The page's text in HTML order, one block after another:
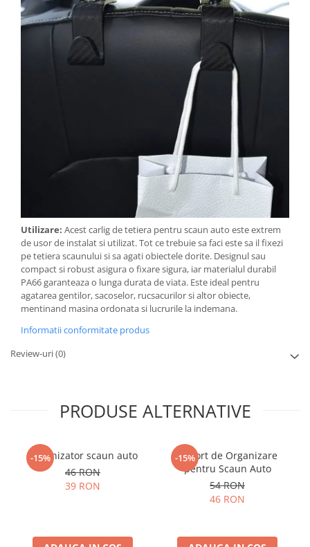
Utilizare: Acest carlig de tetiera pentru scaun auto este extrem
de usor de instalat si utilizat. Tot ce trebuie sa faci este sa il fixezi
pe tetiera scaunului si sa agati obiectele dorite. Designul sau
compact si robust asigura o fixare sigura, iar materialul durabil
PA66 garanteaza o lunga durata de viata. Este ideal pentru
agatarea gentilor, sacoselor, rucsacurilor si altor obiecte,
mentinand masina ordonata si lucrurile la indemana.
Informatii conformitate produs
Review-uri(0)
PRODUSE ALTERNATIVE
-15%
Organizator scaun auto
46 RON
39 RON
-15%
Suport de Organizare
pentru Scaun Auto
54 RON
46 RON